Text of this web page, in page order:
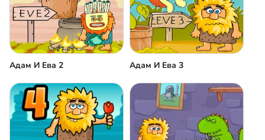
Адам И Ева 2 Адам И Ева 3